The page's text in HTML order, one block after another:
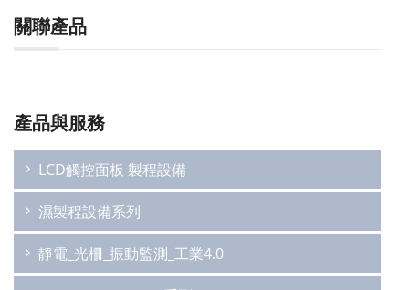
關聯產品
產品與服務
LCD觸控面板 製程設備
濕製程設備系列
靜電_光柵_振動監測_工業4.0